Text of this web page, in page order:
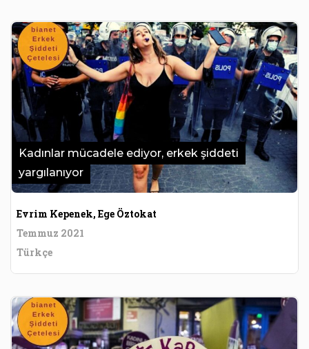
Kadınlar mücadele ediyor, erkek şiddeti
yargılanıyor
Evrim Kepenek, Ege Öztokat
Temmuz 2021
Türkçe